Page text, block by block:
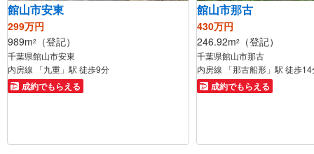
館山市安東
299万円
989m2 （登記）
千葉県館山市安東
内房線 「九重」駅 徒歩9分
成約でもらえる
館山市那古
430万円
246.92m2 （登記）
千葉県館山市那古
内房線 「那古船形」駅 徒歩14
成約でもらえる